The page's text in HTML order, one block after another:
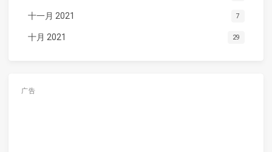
十一月 2021 7
十月 2021 29
广告